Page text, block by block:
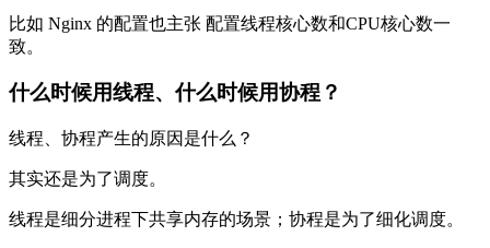
比如 Nginx 的配置也主张 配置线程核心数和CPU核心数一
致。
什么时候用线程、什么时候用协程？
线程、协程产生的原因是什么？
其实还是为了调度。
线程是细分进程下共享内存的场景；协程是为了细化调度。